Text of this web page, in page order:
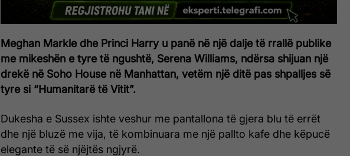
Meghan Markle dhe Princi Harry u panë në një dalje të rrallë publike
me mikeshën e tyre të ngushtë, Serena Williams, ndërsa shijuan një
drekë në Soho House në Manhattan, vetëm një ditë pas shpalljes së
tyre si “Humanitarë të Vitit”.
Dukesha e Sussex ishte veshur me pantallona të gjera blu të errët
dhe një bluzë me vija, të kombinuara me një pallto kafe dhe këpucë
elegante të së njëjtës ngjyrë.